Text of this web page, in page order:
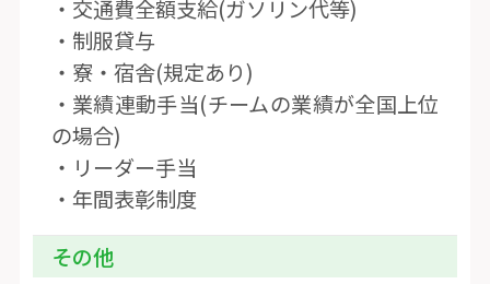
・交通費全額支給(ガソリン代等)
・制服貸与
・寮・宿舎(規定あり)
・業績連動手当(チームの業績が全国上位
の場合)
・リーダー手当
・年間表彰制度
その他